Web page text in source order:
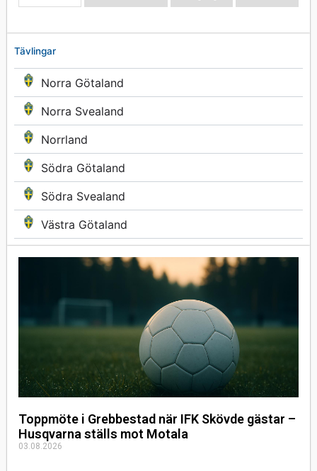
Tävlingar
Norra Götaland
Norra Svealand
Norrland
Södra Götaland
Södra Svealand
Västra Götaland
Toppmöte i Grebbestad när IFK Skövde gästar –
Husqvarna ställs mot Motala
03.08.2026